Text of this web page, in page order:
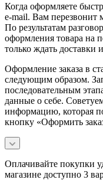
Когда оформляете
e-mail. Вам перезвонит
По результатам
оформления товара на
только ждать доставки
Оформление заказа в
следующим образом.
последовательным
данные о себе.
информацию, которая
кнопку «Оформить
Оплачивайте покупки
магазине доступно 3